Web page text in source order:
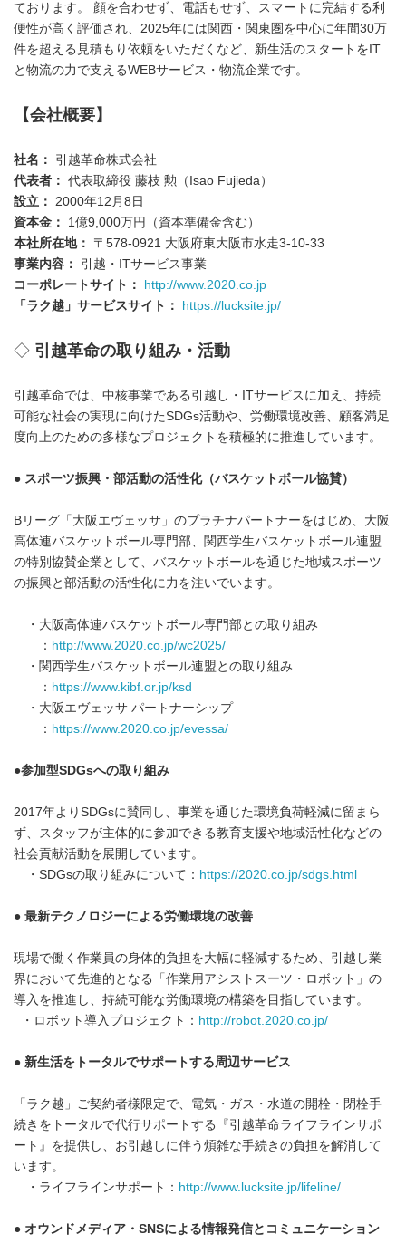
ております。 顔を合わせず、電話もせず、スマートに完結する利
便性が高く評価され、2025年には関西・関東圏を中心に年間30万
件を超える見積もり依頼をいただくなど、新生活のスタートをIT
と物流の力で支えるWEBサービス・物流企業です。
【会社概要】
社名：
引越革命株式会社
代表者： 代表取締役 藤枝 勲（Isao Fujieda）
設立： 2000年12月8日
資本金：
1億9,000万円（資本準備金含む）
本社所在地：
〒578-0921 大阪府東大阪市水走3-10-33
事業内容：
引越・ITサービス事業
コーポレートサイト：
http://www.2020.co.jp
「ラク越」サービスサイト：
https://lucksite.jp/
◇ 引越革命の取り組み・活動
引越革命では、中核事業である引越し・ITサービスに加え、持続
可能な社会の実現に向けたSDGs活動や、労働環境改善、顧客満足
度向上のための多様なプロジェクトを積極的に推進しています。
● スポーツ振興・部活動の活性化（バスケットボール協賛）
Bリーグ「大阪エヴェッサ」のプラチナパートナーをはじめ、大阪
高体連バスケットボール専門部、関西学生バスケットボール連盟
の特別協賛企業として、バスケットボールを通じた地域スポーツ
の振興と部活動の活性化に力を注いでいます。
・大阪高体連バスケットボール専門部との取り組み
： http://www.2020.co.jp/wc2025/
・関西学生バスケットボール連盟との取り組み
： https://www.kibf.or.jp/ksd
・大阪エヴェッサ パートナーシップ
： https://www.2020.co.jp/evessa/
●参加型SDGsへの取り組み
2017年よりSDGsに賛同し、事業を通じた環境負荷軽減に留まら
ず、スタッフが主体的に参加できる教育支援や地域活性化などの
社会貢献活動を展開しています。
・SDGsの取り組みについて： https://2020.co.jp/sdgs.html
● 最新テクノロジーによる労働環境の改善
現場で働く作業員の身体的負担を大幅に軽減するため、引越し業
界において先進的となる「作業用アシストスーツ・ロボット」の
導入を推進し、持続可能な労働環境の構築を目指しています。
・ロボット導入プロジェクト： http://robot.2020.co.jp/
● 新生活をトータルでサポートする周辺サービス
「ラク越」ご契約者様限定で、電気・ガス・水道の開栓・閉栓手
続きをトータルで代行サポートする『引越革命ライフラインサポ
ート』を提供し、お引越しに伴う煩雑な手続きの負担を解消して
います。
・ライフラインサポート： http://www.lucksite.jp/lifeline/
● オウンドメディア・ SNSによる情報発信とコミュニケーション
Japanese